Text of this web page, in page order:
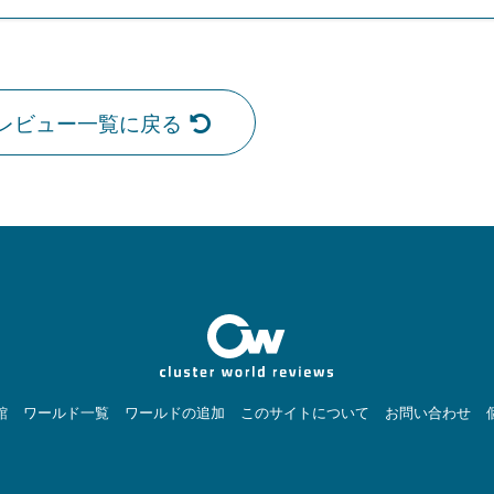
ビュー一覧に戻る
ワールド一覧 ワールドの追加 このサイトについて お問い合わせ